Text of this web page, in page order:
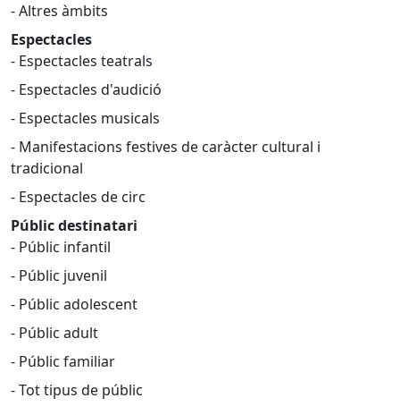
- Altres àmbits
Espectacles
- Espectacles teatrals
- Espectacles d'audició
- Espectacles musicals
- Manifestacions festives de caràcter cultural i
tradicional
- Espectacles de circ
Públic destinatari
- Públic infantil
- Públic juvenil
- Públic adolescent
- Públic adult
- Públic familiar
- Tot tipus de públic